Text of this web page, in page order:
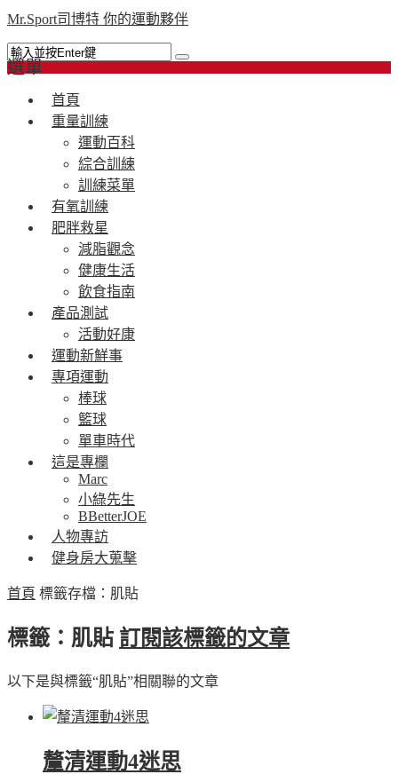
Mr.Sport司博特 你的運動夥伴
選單
首頁
重量訓練
運動百科
綜合訓練
訓練菜單
有氧訓練
肥胖救星
減脂觀念
健康生活
飲食指南
產品測試
活動好康
運動新鮮事
專項運動
棒球
籃球
單車時代
這是專欄
Marc
小綠先生
BBetterJOE
人物專訪
健身房大蒐擊
首頁 標籤存檔：肌貼
標籤：肌貼 訂閱該標籤的文章
以下是與標籤“肌貼”相關聯的文章
釐清運動4迷思